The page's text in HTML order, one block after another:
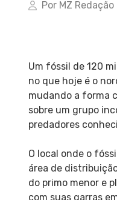
Por MZ Redação
Um fóssil de 120
no que hoje é o
mudando a forma
sobre um grupo
predadores
O local onde o
área de
do primo menor e
com suas garras